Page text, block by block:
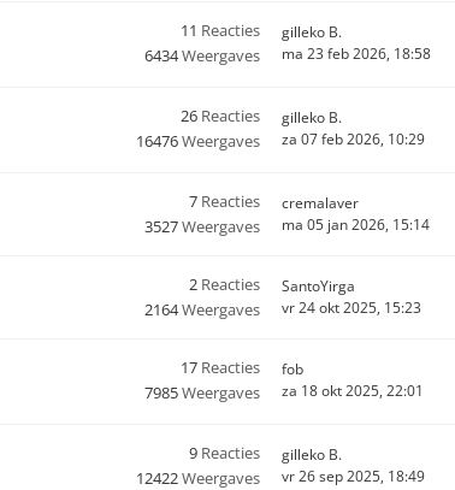
11 Reacties
6434Weergaves
gilleko B.
ma 23 feb 2026, 18:58
26 Reacties
16476Weergaves
gilleko B.
za 07 feb 2026, 10:29
7 Reacties
3527Weergaves
cremalaver
ma 05 jan 2026, 15:14
2 Reacties
2164Weergaves
SantoYirga
vr 24 okt 2025, 15:23
17 Reacties
7985Weergaves
fob
za 18 okt 2025, 22:01
9 Reacties
12422Weergaves
gilleko B.
vr 26 sep 2025, 18:49